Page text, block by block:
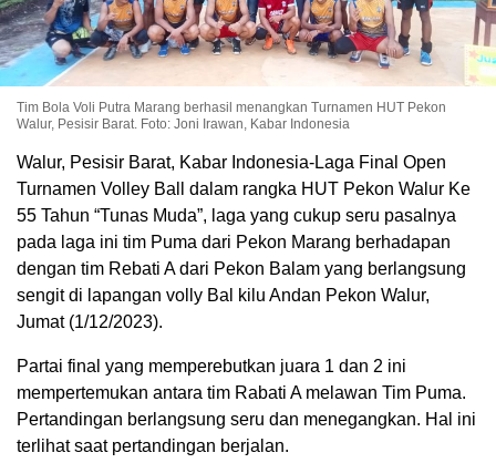
Tim Bola Voli Putra Marang berhasil menangkan Turnamen HUT Pekon
Walur, Pesisir Barat. Foto: Joni Irawan, Kabar Indonesia
Walur, Pesisir Barat, Kabar Indonesia-Laga Final Open
Turnamen Volley Ball dalam rangka HUT Pekon Walur Ke
55 Tahun “Tunas Muda”, laga yang cukup seru pasalnya
pada laga ini tim Puma dari Pekon Marang berhadapan
dengan tim Rebati A dari Pekon Balam yang berlangsung
sengit di lapangan volly Bal kilu Andan Pekon Walur,
Jumat (1/12/2023).
Partai final yang memperebutkan juara 1 dan 2 ini
mempertemukan antara tim Rabati A melawan Tim Puma.
Pertandingan berlangsung seru dan menegangkan. Hal ini
terlihat saat pertandingan berjalan.